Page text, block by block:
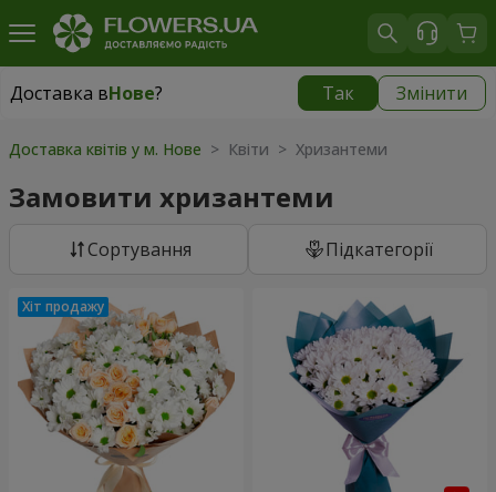
Доставка вНове? Так Змінити
Доставка вНове
Доставка квітів у м. Нове > Квіти > Хризантеми
Замовити хризантеми
Сортування Підкатегорії